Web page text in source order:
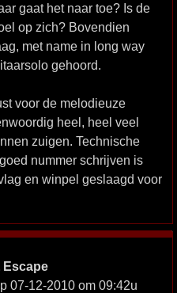
gaat het naar toe? Is de
op zich? Bovendien
met name in long way
gehoord.
voor de melodieuze
heel, heel veel
zuigen. Technische
nummer schrijven is
en winpel geslaagd voor
Escape
07-12-2010 om 09:42u